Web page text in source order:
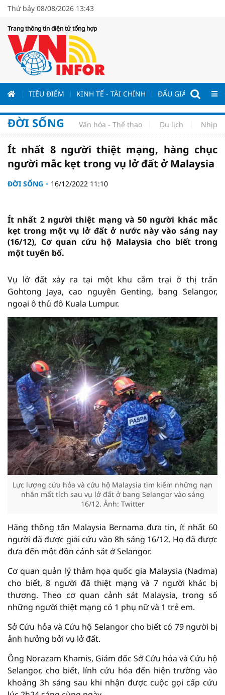
Thứ bảy 08/08/2026 13:43
Trang thông tin điện tử tổng hợp
TIÊU ĐIỂM KINH TẾ - TÀI CHÍNH ĐẤU GIÁ - ĐẤU
ĐỜI SỐNG Văn hóa - Thể thao Du lịch Nhịp
Ít nhất 8 người thiệt mạng, hàng chục
người mắc kẹt trong vụ lở đất ở Malaysia
ĐỜI SỐNG 16/12/2022 11:10
Ít nhất 2 người thiệt mạng và 50 người khác mắc
kẹt trong một vụ lở đất ở nước này vào sáng nay
(16/12), Cơ quan cứu hộ Malaysia cho biết trong
một tuyên bố.
Vụ lở đất xảy ra tại một khu cắm trại ở thị trấn
Gohtong Jaya, cao nguyên Genting, bang Selangor,
ngoại ô thủ đô Kuala Lumpur.
Lực lượng cứu hỏa và cứu hộ Malaysia tìm kiếm những nạn
nhân mất tích sau vụ lở đất ở bang Selangor vào sáng
16/12. Ảnh: Twitter
Hãng thông tấn Malaysia Bernama đưa tin, ít nhất 60
người đã được giải cứu vào 8h sáng 16/12. Họ đã được
đưa đến một đồn cảnh sát ở Selangor.
Cơ quan quản lý thảm họa quốc gia Malaysia (Nadma)
cho biết, 8 người đã thiệt mạng và 7 người khác bị
thương. Theo cơ quan cảnh sát Malaysia, trong số
những người thiệt mạng có 1 phụ nữ và 1 trẻ em.
Sở Cứu hỏa và Cứu hộ Selangor cho biết có 79 người bị
ảnh hưởng bởi vụ lở đất.
Ông Norazam Khamis, Giám đốc Sở Cứu hỏa và Cứu hộ
Selangor, cho biết, lính cứu hỏa đến hiện trường vào
khoảng 3h sáng sau khi nhận được cuộc gọi cấp cứu